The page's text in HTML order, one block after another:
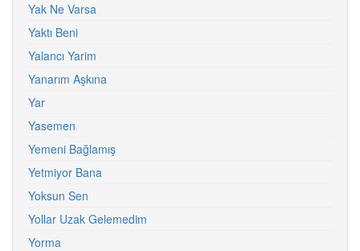
Yak Ne Varsa
Yaktı Beni
Yalancı Yarim
Yanarım Aşkına
Yar
Yasemen
Yemeni Bağlamış
Yetmiyor Bana
Yoksun Sen
Yollar Uzak Gelemedim
Yorma